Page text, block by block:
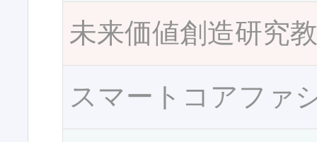
未来価値創造研究
スマートコアファ